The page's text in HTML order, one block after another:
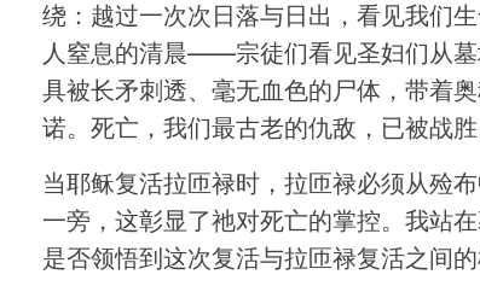
绕：越过一次次日落与日出，看见我们
人窒息的清晨——宗徒们看见圣妇们从
具被长矛刺透、毫无血色的尸体，带着
诺。死亡，我们最古老的仇敌，已被战胜
当耶稣复活拉匝禄时，拉匝禄必须从殓
一旁，这彰显了祂对死亡的掌控。我站
是否领悟到这次复活与拉匝禄复活之间